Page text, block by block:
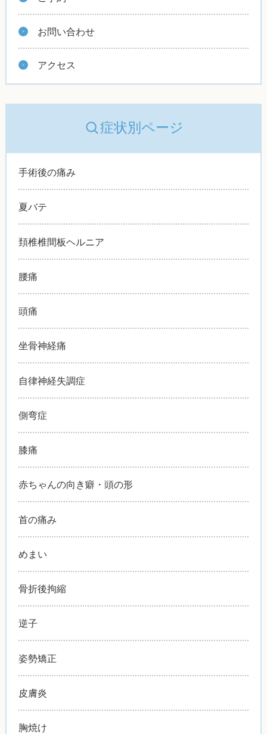
お問い合わせ
アクセス
症状別ページ
手術後の痛み
夏バテ
頚椎椎間板ヘルニア
腰痛
頭痛
坐骨神経痛
自律神経失調症
側弯症
膝痛
赤ちゃんの向き癖・頭の形
首の痛み
めまい
骨折後拘縮
逆子
姿勢矯正
皮膚炎
胸焼け